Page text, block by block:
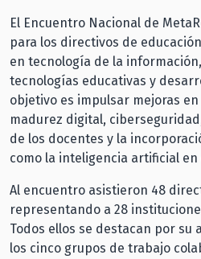
El Encuentro Nacional de
para los directivos de
en tecnología de la
tecnologías educativas y
objetivo es impulsar mejoras
madurez digital,
de los docentes y la
como la inteligencia artificial
Al encuentro asistieron 48
representando a 28
Todos ellos se destacan por su
los cinco grupos de trabajo